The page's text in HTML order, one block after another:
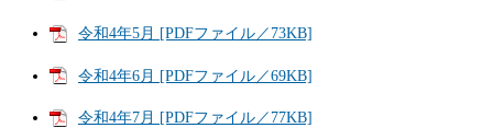
令和4年5月 [PDFファイル／73KB]
令和4年6月 [PDFファイル／69KB]
令和4年7月 [PDFファイル／77KB]